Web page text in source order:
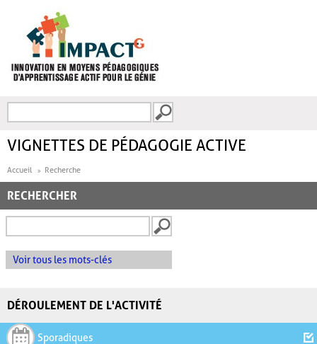
FORMULAIRE DE
VIGNETTES DE PÉDAGOGIE ACTIVE
Accueil Recherche
RECHERCHER
Voir tous les mots-clés
DÉROULEMENT DE L'ACTIVITÉ
Sporadiques